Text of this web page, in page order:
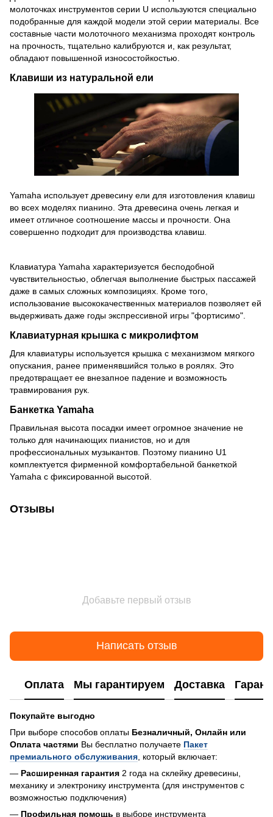
молоточках инструментов серии U используются специально
подобранные для каждой модели этой серии материалы. Все
составные части молоточного механизма проходят контроль
на прочность, тщательно калибруются и, как результат,
обладают повышенной износостойкостью.
Клавиши из натуральной ели
Yamaha использует древесину ели для изготовления клавиш
во всех моделях пианино. Эта древесина очень легкая и
имеет отличное соотношение массы и прочности. Она
совершенно подходит для производства клавиш.
Клавиатура Yamaha характеризуется бесподобной
чувствительностью, облегчая выполнение быстрых пассажей
даже в самых сложных композициях. Кроме того,
использование высококачественных материалов позволяет ей
выдерживать даже годы экспрессивной игры "фортисимо".
Клавиатурная крышка с микролифтом
Для клавиатуры используется крышка с механизмом мягкого
опускания, ранее применявшийся только в роялях. Это
предотвращает ее внезапное падение и возможность
травмирования рук.
Банкетка Yamaha
Правильная высота посадки имеет огромное значение не
только для начинающих пианистов, но и для
профессиональных музыкантов. Поэтому пианино U1
комплектуется фирменной комфортабельной банкеткой
Yamaha с фиксированной высотой.
Отзывы
Добавьте первый отзыв
Написать отзыв
Оплата Мы гарантируем Доставка
Покупайте выгодно
При выборе способов оплаты Безналичный, Онлайн или
Оплата частями Вы бесплатно получаете Пакет
премиального обслуживания , который включает:
— Расширенная гарантия 2 года на склейку древесины,
механику и электронику инструмента (для инструментов с
возможностью подключения)
— Профильная помощь в выборе инструмента